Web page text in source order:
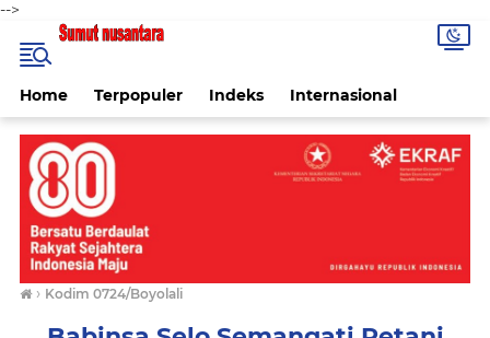
-->
Home Terpopuler Indeks Internasional
› Kodim 0724/Boyolali